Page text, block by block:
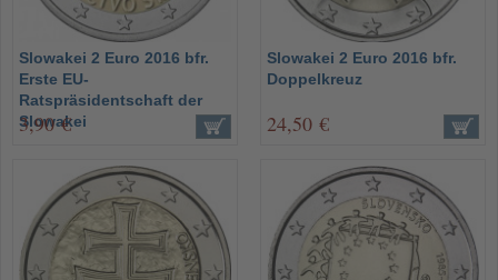
Slowakei 2 Euro 2016 bfr.
Erste EU-
Ratspräsidentschaft der
Slowakei
3,90 €
Slowakei 2 Euro 2016 bfr.
Doppelkreuz
24,50 €